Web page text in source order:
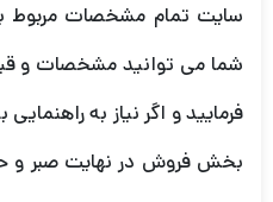
سایت تمام مشخصات
شما می توانید مشخصات و
فرمایید و اگر نیاز به
بخش فروش در نهایت صبر و